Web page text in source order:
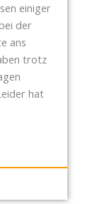
einiger
der
ans
trotz
hat